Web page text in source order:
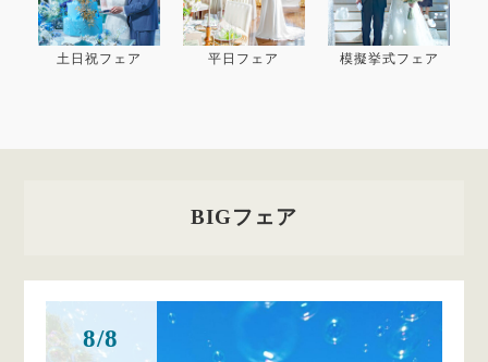
土日祝フェア 平日フェア 模擬挙式フェア
BIGフェア
8/8